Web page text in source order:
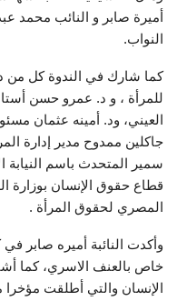
أميرة صابر و النائب محمد
النواب.
كما شارك في الندوة كل من
للمرأة ، و د. عمرو حسن
العيني، ود. أمينه عثمان
جاكلين ممدوح مدير إدارة
سمير المتحدث باسم النيابة
قطاع حقوق الإنسان بوزارة
المصري لحقوق المرأة .
وأكدت النائبة أميره صابر
خاص بالعنف الاسري، كما
الإنسان والتي أطلقت